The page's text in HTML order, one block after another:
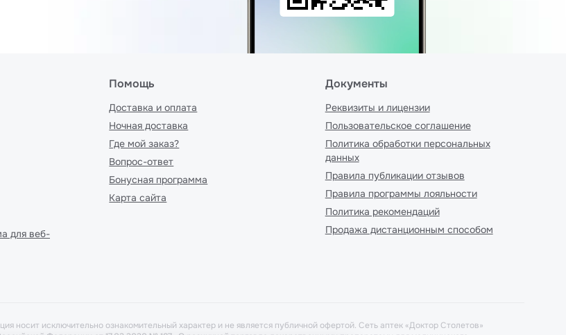
для веб-
Помощь
Доставка и оплата
Ночная доставка
Где мой заказ?
Вопрос-ответ
Бонусная программа
Карта сайта
Документы
Реквизиты и лицензии
Пользовательское соглашение
Политика обработки персональных
данных
Правила публикации отзывов
Правила программы лояльности
Политика рекомендаций
Продажа дистанционным способом
исключительно ознакомительный характер и не является публичной офертой. Сеть аптек «Доктор Столетов»